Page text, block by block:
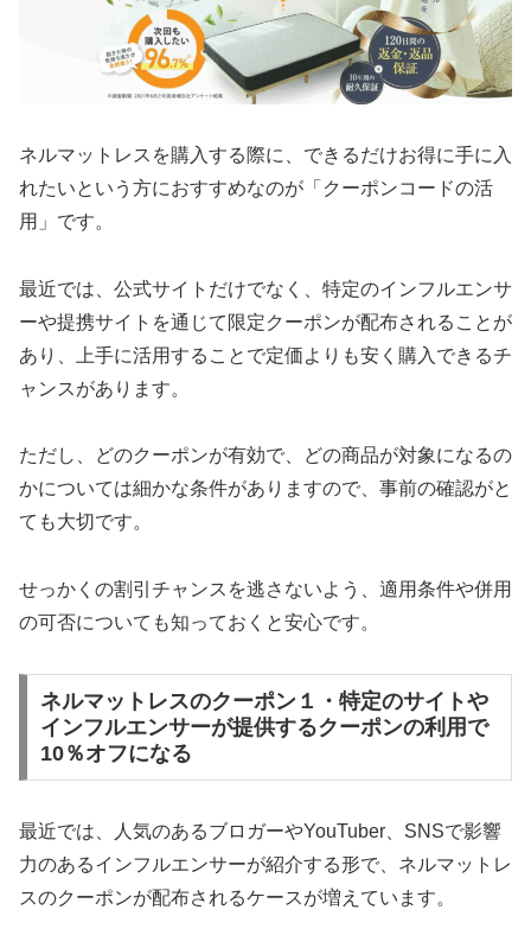
ネルマットレスを購入する際に、できるだけお得に手に入
れたいという方におすすめなのが「クーポンコードの活
用」です。
最近では、公式サイトだけでなく、特定のインフルエンサ
ーや提携サイトを通じて限定クーポンが配布されることが
あり、上手に活用することで定価よりも安く購入できるチ
ャンスがあります。
ただし、どのクーポンが有効で、どの商品が対象になるの
かについては細かな条件がありますので、事前の確認がと
ても大切です。
せっかくの割引チャンスを逃さないよう、適用条件や併用
の可否についても知っておくと安心です。
ネルマットレスのクーポン１・特定のサイトや
インフルエンサーが提供するクーポンの利用で
10％オフになる
最近では、人気のあるブロガーやYouTuber、SNSで影響
力のあるインフルエンサーが紹介する形で、ネルマットレ
スのクーポンが配布されるケースが増えています。